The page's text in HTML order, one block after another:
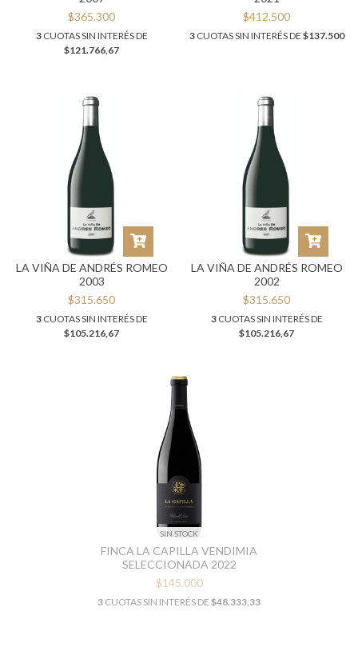
$365.300
3CUOTAS SIN INTERÉS DE
$121.766,67
$412.500
3CUOTAS SIN INTERÉS DE $137.500
LA VIÑA DE ANDRÉS ROMEO
2003
$315.650
3CUOTAS SIN INTERÉS DE
$105.216,67
LA VIÑA DE ANDRÉS ROMEO
2002
$315.650
3CUOTAS SIN INTERÉS DE
$105.216,67
SIN STOCK
FINCA LA CAPILLA VENDIMIA
SELECCIONADA 2022
$145.000
3 CUOTAS SIN INTERÉS DE $48.333,33